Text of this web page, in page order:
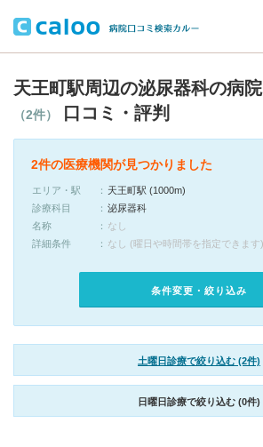
天王町駅周辺の泌尿器科の病
（2件） 口コミ・評判
2件の医療機関が見つかりました
エリア・駅
天王町駅 (1000m)
診療科目
泌尿器科
名称
なし
詳細条件
なし (曜日や時間帯を指定できます)
条件変更・絞り込み
土曜日診療で絞り込む (2件)
日曜日診療で絞り込む (0件)